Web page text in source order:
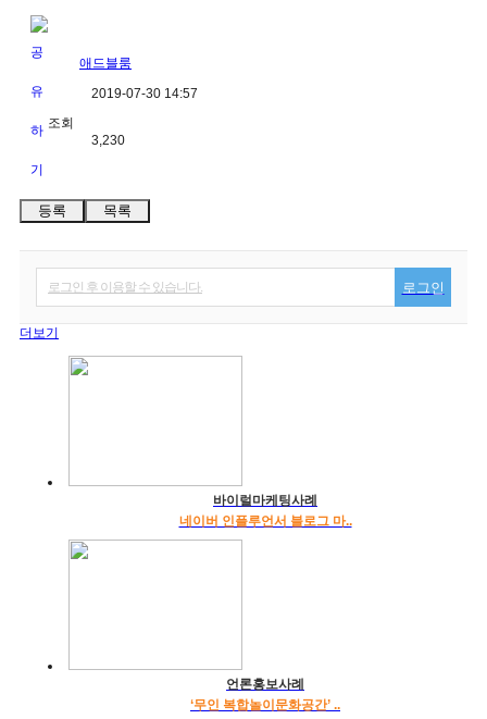
애드블룸
2019-07-30 14:57
조회
3,230
등록 목록
로그인 후 이용할 수 있습니다. 로그인
더보기
바이럴마케팅사례
네이버 인플루언서 블로그 마..
언론홍보사례
‘무인 복합놀이문화공간’ ..